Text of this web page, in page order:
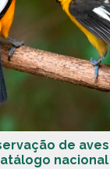
de
nacional